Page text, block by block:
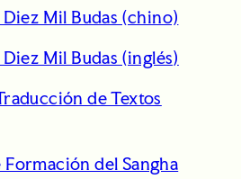
Mil Budas (chino)
Mil Budas (inglés)
de Textos
Formación del Sangha